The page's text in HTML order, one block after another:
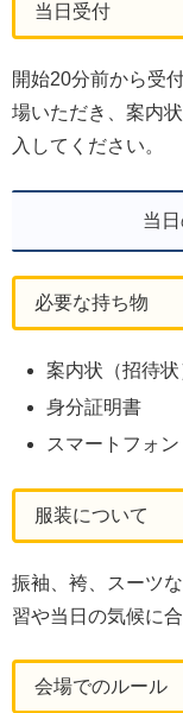
当日受付
開始20分前から受
場いただき、案内
入してください。
当
必要な持ち物
案内状（招待状
身分証明書
スマートフォ
服装について
振袖、袴、スーツ
習や当日の気候に
会場でのルール